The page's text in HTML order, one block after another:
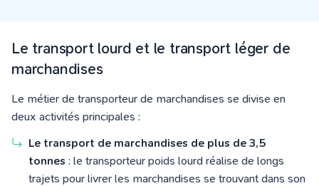
Le transport lourd et le transport léger de
marchandises
Le métier de transporteur de marchandises se divise en
deux activités principales :
Le transport de marchandises de plus de 3,5
tonnes : le transporteur poids lourd réalise de longs
trajets pour livrer les marchandises se trouvant dans son